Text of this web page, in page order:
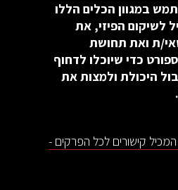
במגוון הכלים הללו
לשיקום הפיזי, את
ת ואת תחושת
כדי שיוכלו לדחוף
היכולת ולמצות את
קישורים לכל הפרקים -